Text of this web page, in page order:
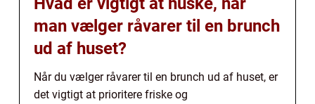
man vælger råvarer til en brunch
ud af huset?
Når du vælger råvarer til en brunch ud af huset, er
det vigtigt at prioritere friske og